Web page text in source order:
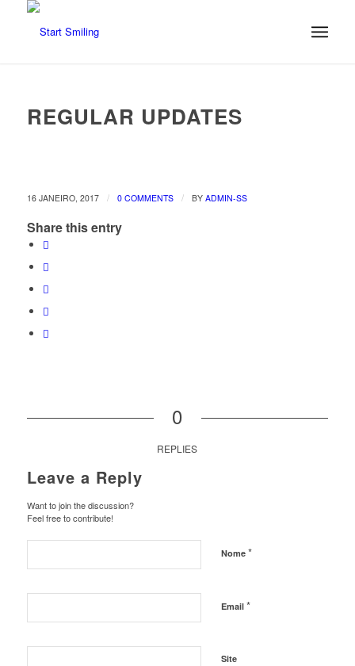
REGULAR UPDATES
16 JANEIRO, 2017 / 0 COMMENTS / BY ADMIN-SS
Share this entry
0
REPLIES
Leave a Reply
Want to join the discussion?
Feel free to contribute!
Nome *
Email *
Site